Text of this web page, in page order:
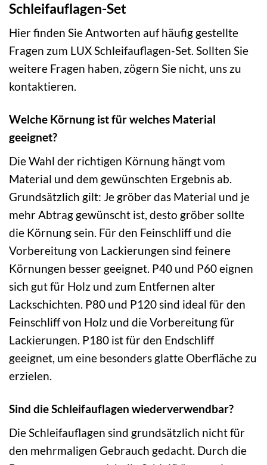
Schleifauflagen-Set
Hier finden Sie Antworten auf häufig gestellte
Fragen zum LUX Schleifauflagen-Set. Sollten Sie
weitere Fragen haben, zögern Sie nicht, uns zu
kontaktieren.
Welche Körnung ist für welches Material
geeignet?
Die Wahl der richtigen Körnung hängt vom
Material und dem gewünschten Ergebnis ab.
Grundsätzlich gilt: Je gröber das Material und je
mehr Abtrag gewünscht ist, desto gröber sollte
die Körnung sein. Für den Feinschliff und die
Vorbereitung von Lackierungen sind feinere
Körnungen besser geeignet. P40 und P60 eignen
sich gut für Holz und zum Entfernen alter
Lackschichten. P80 und P120 sind ideal für den
Feinschliff von Holz und die Vorbereitung für
Lackierungen. P180 ist für den Endschliff
geeignet, um eine besonders glatte Oberfläche zu
erzielen.
Sind die Schleifauflagen wiederverwendbar?
Die Schleifauflagen sind grundsätzlich nicht für
den mehrmaligen Gebrauch gedacht. Durch die